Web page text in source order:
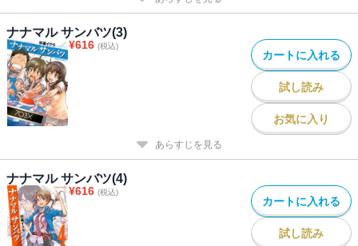
ナナマル サンバツ(3)
¥616 (税込)
カートに入れる
試し読み
お気に入り
あらすじを見る
ナナマル サンバツ(4)
¥616 (税込)
カートに入れる
試し読み